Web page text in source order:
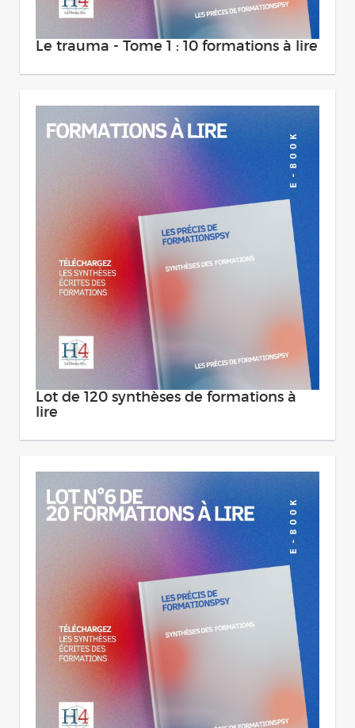
Le trauma - Tome 1 : 10 formations à lire
Lot de 120 synthèses de formations à
lire